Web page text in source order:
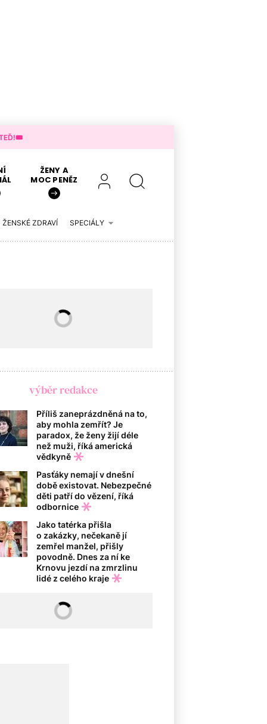
TEĎ!🎟️
ŽENY A
MOC PENĚZ
ŽENSKÉ ZDRAVÍ SPECIÁLY
výběr redakce
Příliš zaneprázdněná na to,
aby mohla zemřít? Je
paradox, že ženy žijí déle
než muži, říká americká
vědkyně
Pasťáky nemají v dnešní
době existovat. Nebezpečné
děti patří do vězení, říká
odbornice
Jako tatérka přišla
o zakázky, nečekaně jí
zemřel manžel, přišly
povodně. Dnes za ní ke
Krnovu jezdí na zmrzlinu
lidé z celého kraje